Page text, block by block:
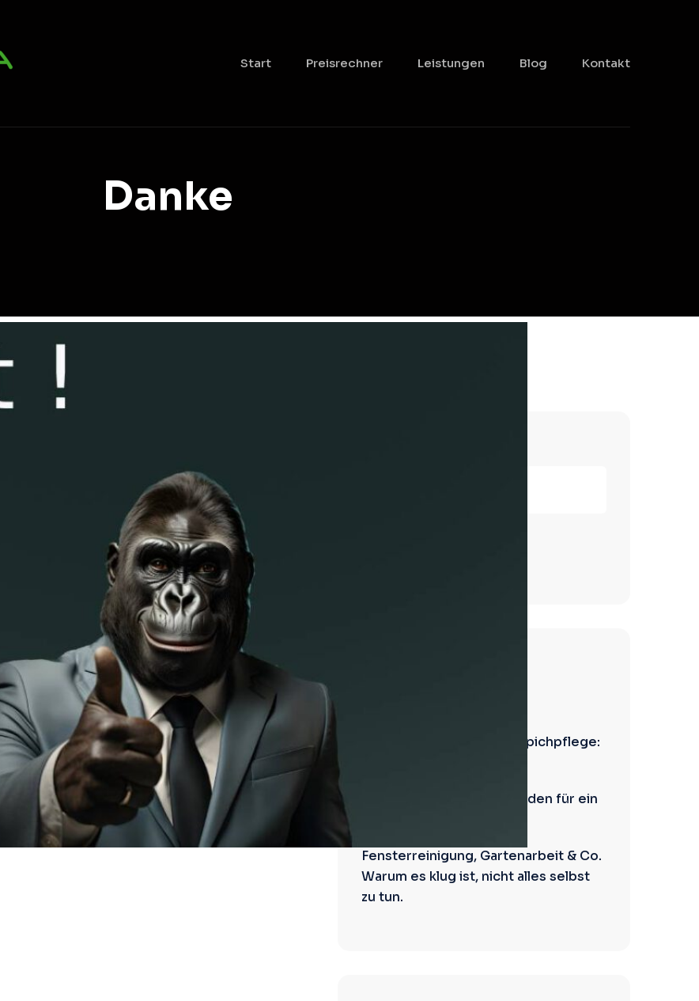
Start Preisrechner Leistungen Blog Kontakt
Danke
Polsterreinigung und Teppichpflege:
Frühjahrsputz: Dein Leitfaden für ein
Fensterreinigung, Gartenarbeit & Co.
Warum es klug ist, nicht alles selbst
zu tun.